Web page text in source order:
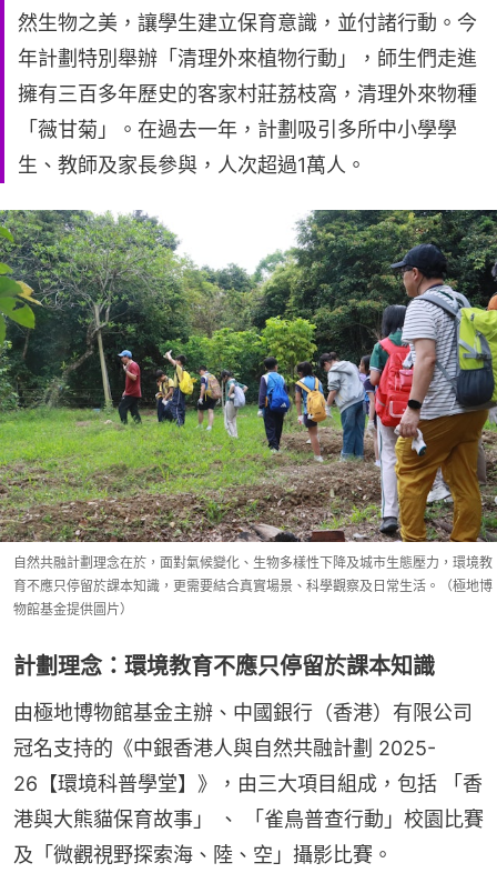
然生物之美，讓學生建立保育意識，並付諸行動。今
年計劃特別舉辦「清理外來植物行動」，師生們走進
擁有三百多年歷史的客家村莊荔枝窩，清理外來物種
「薇甘菊」。在過去一年，計劃吸引多所中小學學
生、教師及家長參與，人次超過1萬人。
自然共融計劃理念在於，面對氣候變化、生物多樣性下降及城市生態壓力，環境教
育不應只停留於課本知識，更需要結合真實場景、科學觀察及日常生活。（極地博
物館基金提供圖片）
計劃理念：環境教育不應只停留於課本知識
由極地博物館基金主辦、中國銀行（香港）有限公司
冠名支持的《中銀香港人與自然共融計劃 2025-
26【環境科普學堂】》，由三大項目組成，包括 「香
港與大熊貓保育故事」 、 「雀鳥普查行動」校園比賽
及「微觀視野探索海、陸、空」攝影比賽。